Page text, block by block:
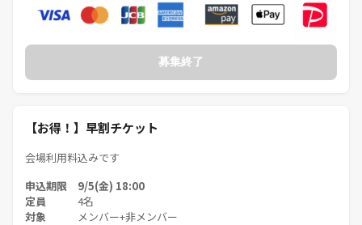
募集終了
【お得！】早割チケット
会場利用料込みです
申込期限 9/5(金) 18:00
定員 4名
対象
メンバー+非メンバー